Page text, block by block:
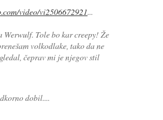
video/vi2506672921...
Werwulf. Tole bo kar creepy! Že
volkodlake, tako da ne
čeprav mi je njegov stil
dobil....